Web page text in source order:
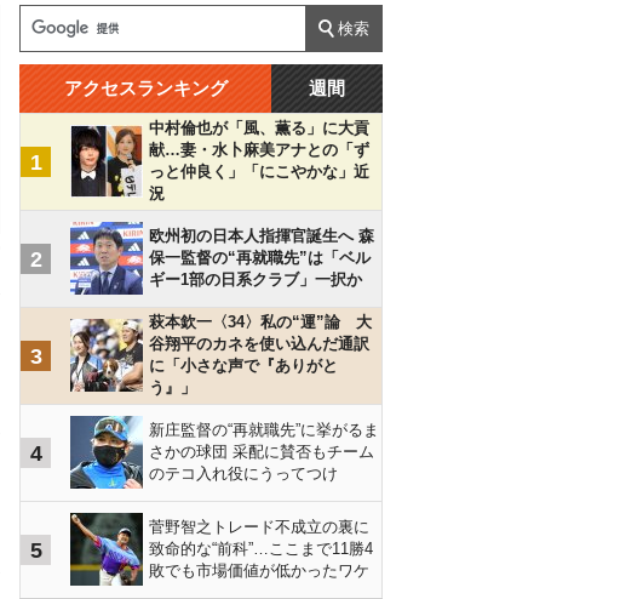
アクセスランキング 週間
1
中村倫也が「風、薫る」に大貢
献…妻・水卜麻美アナとの「ず
っと仲良く」「にこやかな」近
況
2
欧州初の日本人指揮官誕生へ 森
保一監督の“再就職先”は「ベル
ギー1部の日系クラブ」一択か
3
萩本欽一〈34〉私の“運”論 大
谷翔平のカネを使い込んだ通訳
に「小さな声で『ありがと
う』」
4
新庄監督の“再就職先”に挙がるま
さかの球団 采配に賛否もチーム
のテコ入れ役にうってつけ
5
菅野智之トレード不成立の裏に
致命的な“前科”…ここまで11勝4
敗でも市場価値が低かったワケ